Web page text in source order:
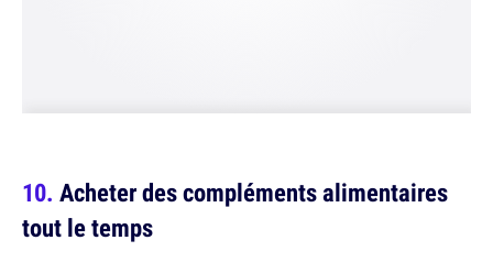
Acheter des compléments alimentaires
tout le temps